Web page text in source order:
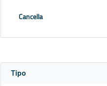
Cancella
Tipo